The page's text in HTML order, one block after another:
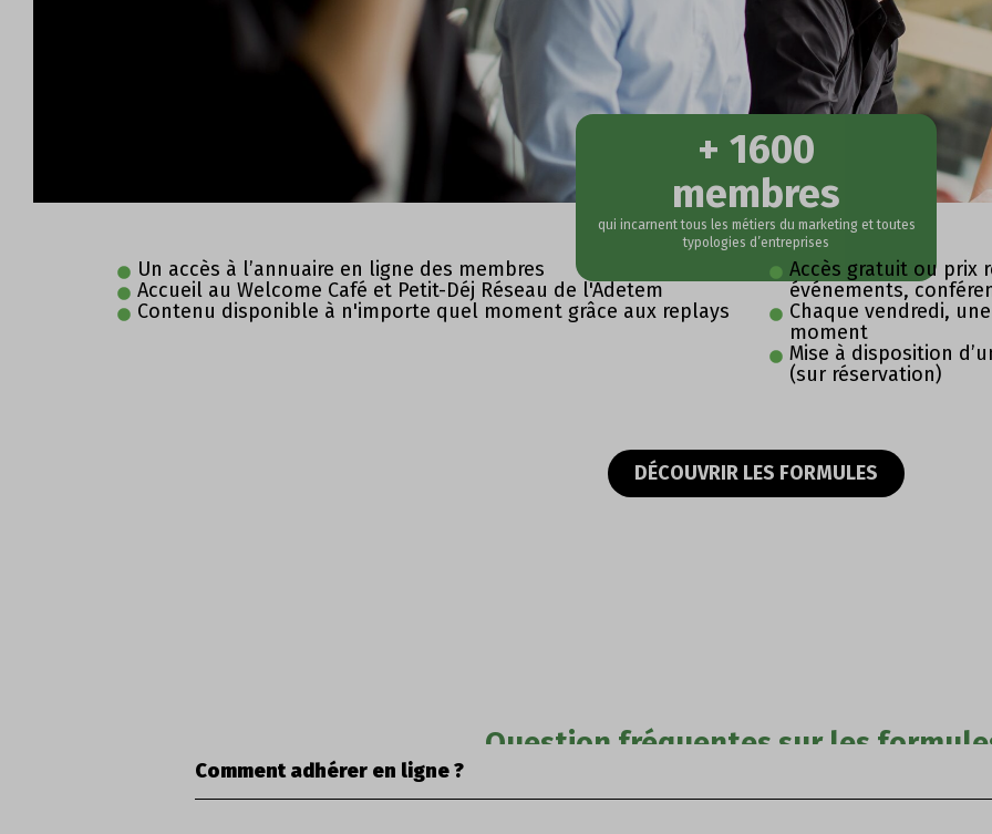
+ 1600
membres
qui incarnent tous les métiers du marketing et toutes
typologies d’entreprises
Un accès à l’annuaire en ligne des membres
Accueil au Welcome Café et Petit-Déj Réseau de l'Adetem
Contenu disponible à n'importe quel moment grâce aux replays
Accès gratuit ou prix
événements,
Chaque vendredi,
moment
Mise à disposition
(sur réservation)
DÉCOUVRIR LES FORMULES
Question fréquentes sur les
Comment adhérer en ligne ?